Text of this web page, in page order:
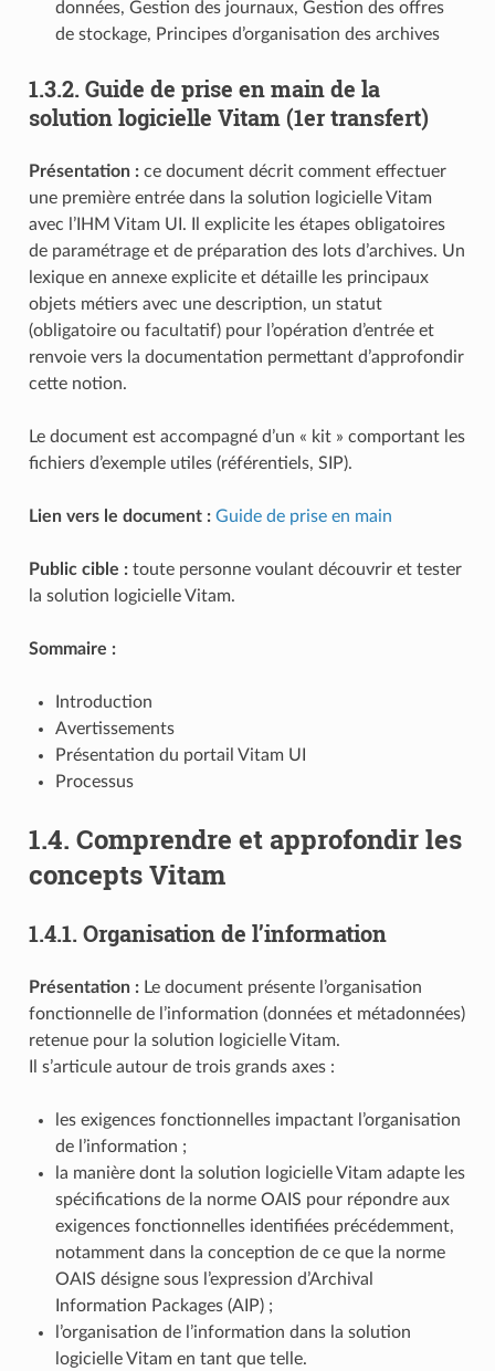
données, Gestion des journaux, Gestion des offres
de stockage, Principes d’organisation des archives
1.3.2. Guide de prise en main de la
solution logicielle Vitam (1er transfert)
Présentation :ce document décrit comment effectuer
une première entrée dans la solution logicielle Vitam
avec l’IHM Vitam UI. Il explicite les étapes obligatoires
de paramétrage et de préparation des lots d’archives. Un
lexique en annexe explicite et détaille les principaux
objets métiers avec une description, un statut
(obligatoire ou facultatif) pour l’opération d’entrée et
renvoie vers la documentation permettant d’approfondir
cette notion.
Le document est accompagné d’un « kit » comportant les
fichiers d’exemple utiles (référentiels, SIP).
Lien vers le document : Guide de prise en main
Public cible :toute personne voulant découvrir et tester
la solution logicielle Vitam.
Sommaire :
Introduction
Avertissements
Présentation du portail Vitam UI
Processus
1.4. Comprendre et approfondir les
concepts Vitam
1.4.1. Organisation de l’information
Présentation :Le document présente l’organisation
fonctionnelle de l’information (données et métadonnées)
retenue pour la solution logicielle Vitam.
Il s’articule autour de trois grands axes :
les exigences fonctionnelles impactant l’organisation
de l’information ;
la manière dont la solution logicielle Vitam adapte les
spécifications de la norme OAIS pour répondre aux
exigences fonctionnelles identifiées précédemment,
notamment dans la conception de ce que la norme
OAIS désigne sous l’expression d’Archival
Information Packages (AIP) ;
l’organisation de l’information dans la solution
logicielle Vitam en tant que telle.